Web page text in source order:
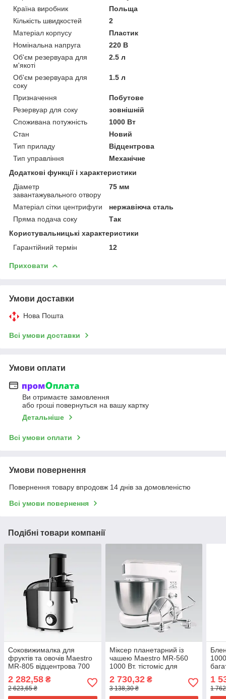
Країна виробник
Польща
Кількість швидкостей
2
Матеріал корпусу
Пластик
Номінальна напруга
220 В
Об'єм резервуара для
м'якоті
2.5 л
Об'єм резервуара для
соку
1.5 л
Призначення
Побутове
Резервуар для соку
зовнішній
Споживана потужність
1000 Вт
Стан
Новий
Тип приладу
Відцентрова
Тип управління
Механічне
Додаткові функції і характеристики
Діаметр
завантажувального отвору
75 мм
Матеріал сітки центрифуги
нержавіюча сталь
Пряма подача соку
Так
Користувальницькі характеристики
Гарантійний термін
12
Приховати
Умови доставки
Нова Пошта
Всі умови доставки
Умови оплати
Ви отримаєте замовлення
або гроші повернуться на вашу картку
Детальніше
Всі умови оплати
Умови повернення
Повернення товару впродовж 14 днів за домовленістю
Всі умови повернення
Подібні товари компанії
Соковижималка для
фруктів та овочів Maestro
MR-805 відцентрова 700
2 282,58 ₴
2 623,65 ₴
Міксер планетарний із
чашею Maestro MR-560
1000 Вт. тістоміс для
збивання кремів
2 730,32₴
3 138,30 ₴
1
1